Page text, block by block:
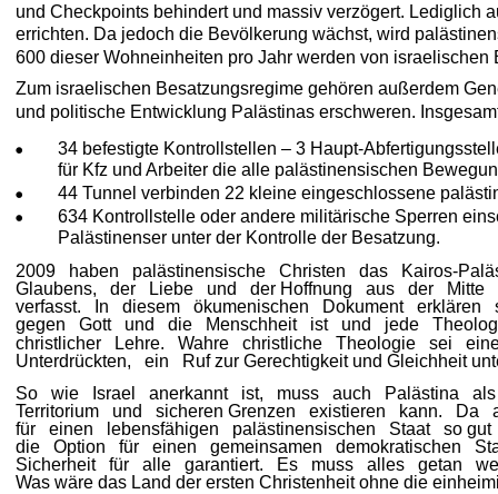
und Checkpoints behindert und massiv verzögert. Lediglich
errichten. Da jedoch die Bevölkerung wächst, wird
600 dieser Wohneinheiten pro Jahr werden von israelischen
Zum israelischen Besatzungsregime gehören außerdem
und politische Entwicklung Palästinas erschweren.
34 befestigte Kontrollstellen – 3 Haupt-
für Kfz und Arbeiter die alle palästinensischen
44 Tunnel verbinden 22 kleine eingeschlossene
634 Kontrollstelle oder andere militärische Sperren
Palästinenser unter der Kontrolle der Besatzung.
2009   haben   palästinensische   Christen   das   Kairos-
Glaubens,   der   Liebe   und   der Hoffnung   aus   der
verfasst.   In   diesem   ökumenischen   Dokument
gegen   Gott   und   die   Menschheit   ist   und   jede
christlicher   Lehre.   Wahre   christliche   Theologie   sei
Unterdrückten,   ein   Ruf zur Gerechtigkeit und Gleichheit
So   wie   Israel   anerkannt   ist,   muss   auch   Palästina
Territorium   und   sicheren Grenzen   existieren   kann.
für   einen   lebensfähigen   palästinensischen   Staat   so
die   Option   für   einen   gemeinsamen   demokratischen
Sicherheit   für   alle   garantiert.   Es   muss   alles   getan
Was wäre das Land der ersten Christenheit ohne die